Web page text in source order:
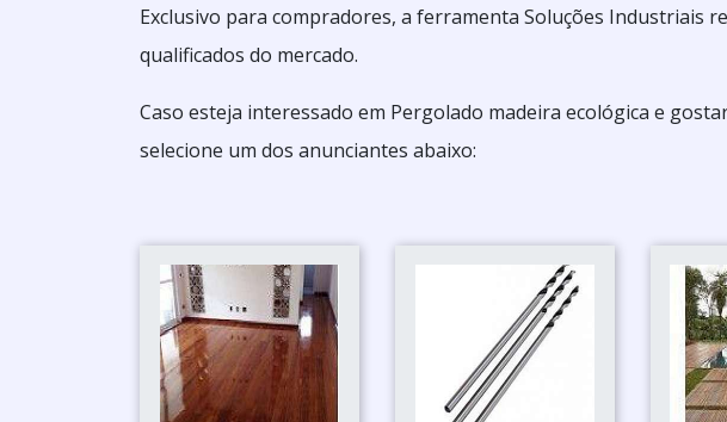
Exclusivo para compradores, a ferramenta Soluções Industriais
qualificados do mercado.
Caso esteja interessado em Pergolado madeira ecológica e
selecione um dos anunciantes abaixo: